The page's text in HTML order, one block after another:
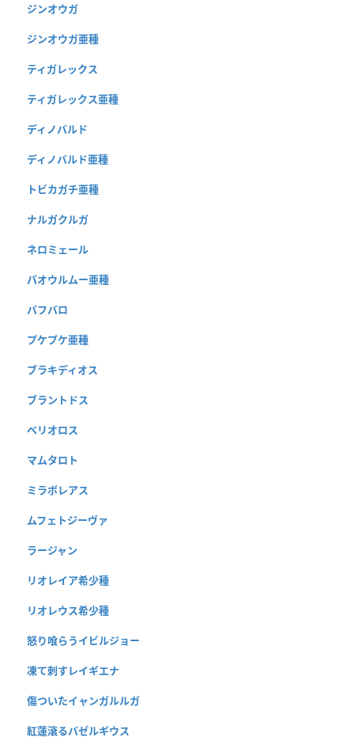
ジンオウガ
ジンオウガ亜種
ティガレックス
ティガレックス亜種
ディノバルド
ディノバルド亜種
トビカガチ亜種
ナルガクルガ
ネロミェール
パオウルムー亜種
バフバロ
プケプケ亜種
ブラキディオス
ブラントドス
ベリオロス
マムタロト
ミラボレアス
ムフェトジーヴァ
ラージャン
リオレイア希少種
リオレウス希少種
怒り喰らうイビルジョー
凍て刺すレイギエナ
傷ついたイャンガルルガ
紅蓮滾るバゼルギウス